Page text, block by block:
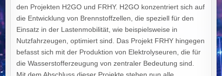
den Projekten H2GO und FRHY. H2GO konzentriert sich auf
die Entwicklung von Brennstoffzellen, die speziell für den
Einsatz in der Lastenmobilität, wie beispielsweise in
Nutzfahrzeugen, optimiert sind. Das Projekt FRHY hingegen
befasst sich mit der Produktion von Elektrolyseuren, die für
die Wasserstofferzeugung von zentraler Bedeutung sind.
Mit dem Abschluss dieser Projekte stehen nun alle